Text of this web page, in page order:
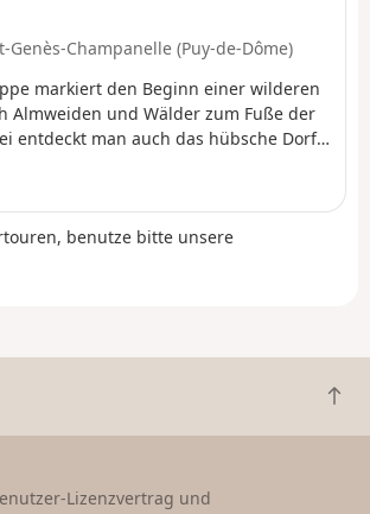
Genès-Champanelle (Puy-de-Dôme)
markiert den Beginn einer wilderen
Almweiden und Wälder zum Fuße der
entdeckt man auch das hübsche Dorf
Erbe.
benutze bitte unsere
Z
u
Lizenzvertrag und